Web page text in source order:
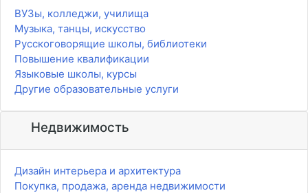
ВУЗы, колледжи, училища
Музыка, танцы, искусство
Русскоговорящие школы, библиотеки
Повышение квалификации
Языковые школы, курсы
Другие образовательные услуги
Недвижимость
Дизайн интерьера и архитектура
Покупка, продажа, аренда недвижимости